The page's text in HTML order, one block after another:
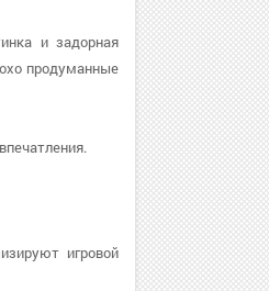
и задорная
продуманные
игровой